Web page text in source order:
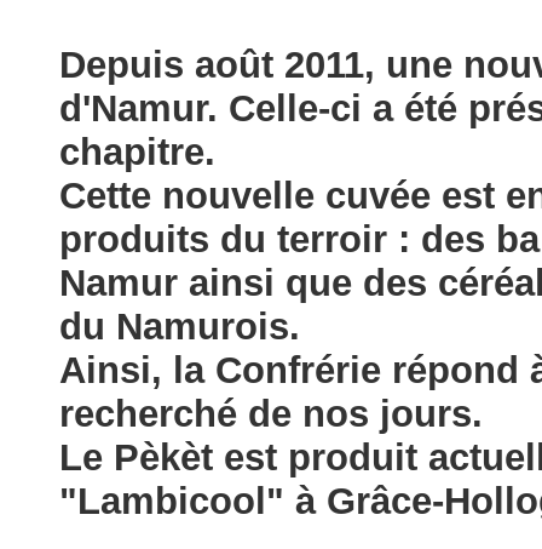
Depuis août 2011, une
d'Namur. Celle-ci a été
chapitre.
Cette nouvelle cuvée est
produits du terroir : des
Namur ainsi que des
du Namurois.
Ainsi, la Confrérie répond
recherché de nos jours.
Le Pèkèt est produit
"Lambicool" à Grâce-